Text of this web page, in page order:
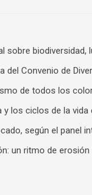
biodiversidad,
Convenio de
de todos los
los ciclos de la
según el panel
un ritmo de